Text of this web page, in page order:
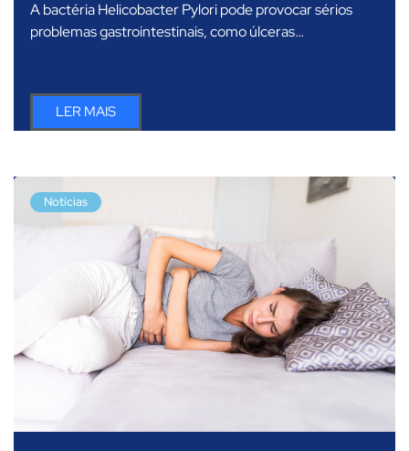
A bactéria Helicobacter Pylori pode provocar sérios
problemas gastrointestinais, como úlceras…
LER MAIS
Notícias